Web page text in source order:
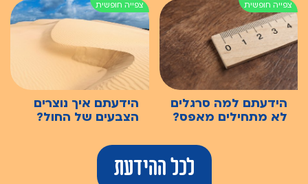
הידעתם למה סרגלים
לא מתחילים מאפס?
הידעתם איך נוצרים
הצבעים של החול?
לכל ההידעת